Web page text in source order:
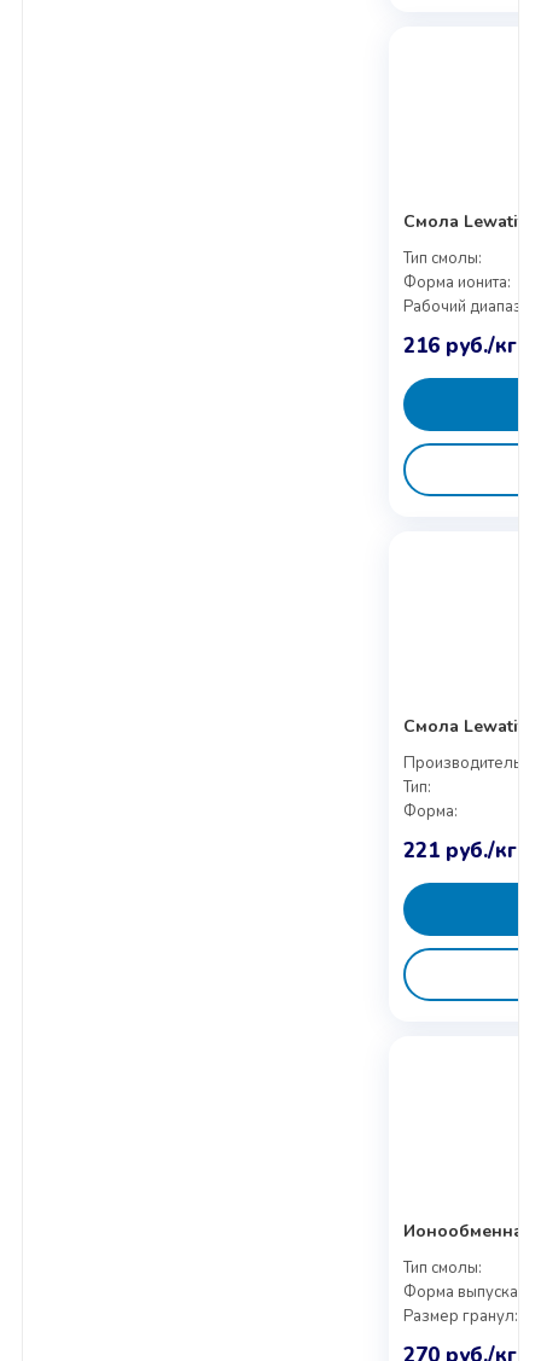
Смола Lewatit
Тип смолы:
Форма ионита:
Рабочий
216 руб./кг
Смола Lewatit
Производитель:
Тип:
Форма:
221 руб./кг
Ионообменная
Тип смолы:
Форма выпуска:
Размер гранул: